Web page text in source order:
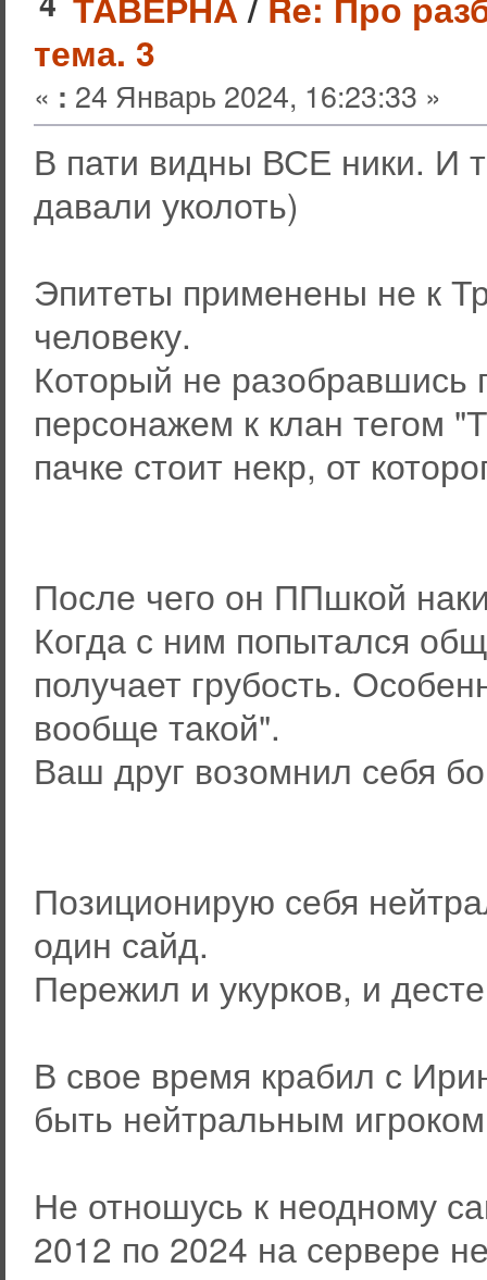
тема. 3
« : 24 Январь 2024, 16:23:33 »
В пати видны ВСЕ ники. И
давали уколоть)
Эпитеты применены не к
человеку.
Который не
персонажем к клан тегом
пачке стоит некр, от
После чего он ППшкой
Когда с ним попытался
получает грубость.
вообще такой".
Ваш друг возомнил себя
Позиционирую себя
один сайд.
Пережил и укурков, и
В свое время крабил с
быть нейтральным
Не отношусь к неодному
2012 по 2024 на сервере